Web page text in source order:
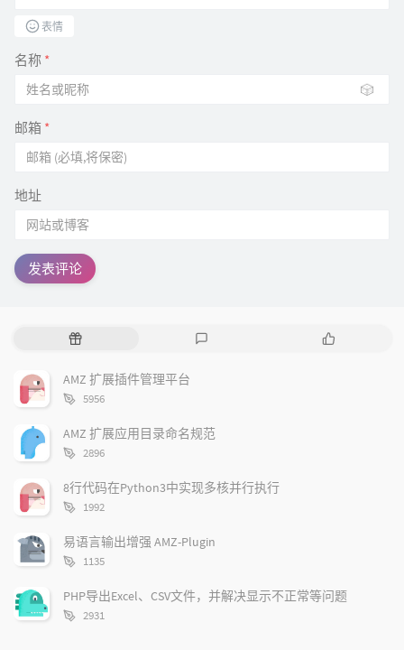
表情
名称 *
🎲
邮箱 *
地址
随
文
章
AMZ 扩展插件管理平台
字
5956
AMZ 扩展应用目录命名规范
字
2896
8行代码在Python3中实现多核并行执行
字
1992
易语言输出增强 AMZ-Plugin
字
1135
PHP导出Excel、CSV文件，并解决显示不正常等问题
字
2931